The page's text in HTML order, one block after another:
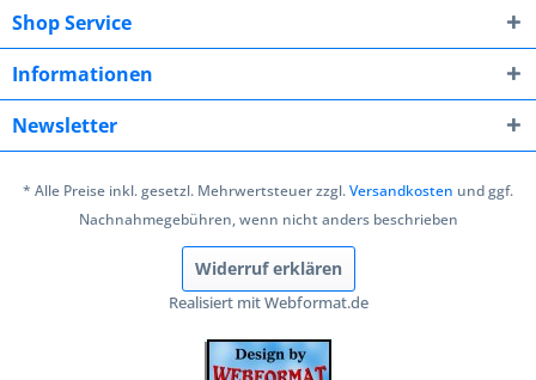
Shop Service
Informationen
Newsletter
* Alle Preise inkl. gesetzl. Mehrwertsteuer zzgl.Versandkosten und ggf.
Nachnahmegebühren, wenn nicht anders beschrieben
Widerruf erklären
Realisiert mit Webformat.de